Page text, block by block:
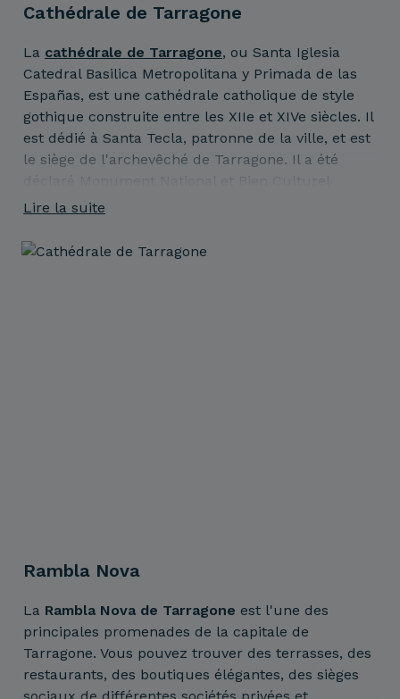
Cathédrale de Tarragone
La cathédrale de Tarragone, ou Santa Iglesia
Catedral Basilica Metropolitana y Primada de las
Españas, est une cathédrale catholique de style
gothique construite entre les XIIe et XIVe siècles. Il
est dédié à Santa Tecla, patronne de la ville, et est
le siège de l'archevêché de Tarragone. Il a été
déclaré Monument National et Bien Culturel
d'Intérêt National (BCIN).
Lire la suite
Rambla Nova
La Rambla Nova de Tarragone est l'une des
principales promenades de la capitale de
Tarragone. Vous pouvez trouver des terrasses, des
restaurants, des boutiques élégantes, des sièges